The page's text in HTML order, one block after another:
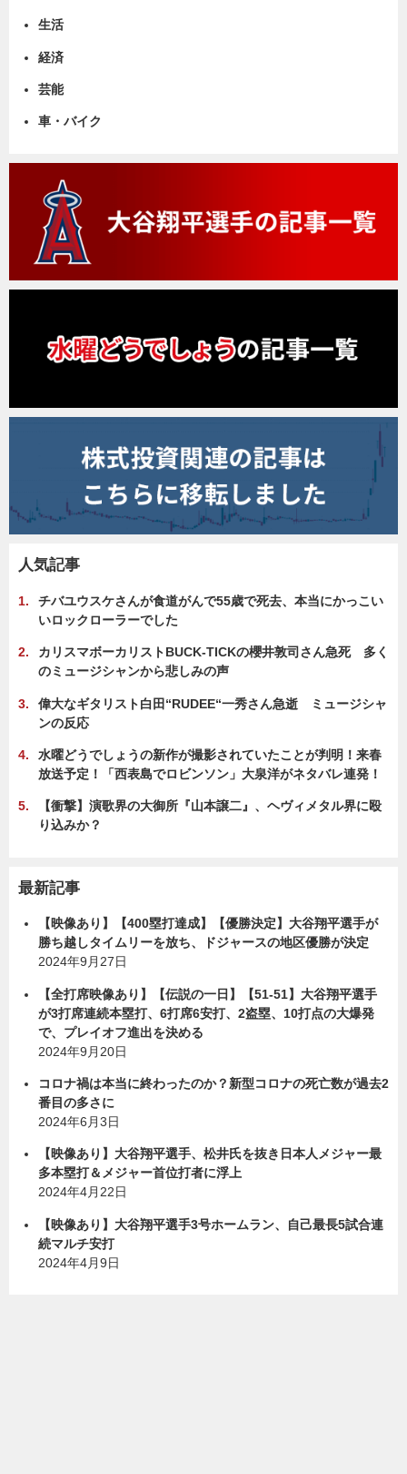
生活
経済
芸能
車・バイク
人気記事
チバユウスケさんが食道がんで55歳で死去、本当にかっこい
いロックローラーでした
カリスマボーカリストBUCK-TICKの櫻井敦司さん急死 多く
のミュージシャンから悲しみの声
偉大なギタリスト白田“RUDEE“一秀さん急逝 ミュージシャ
ンの反応
水曜どうでしょうの新作が撮影されていたことが判明！来春
放送予定！「西表島でロビンソン」大泉洋がネタバレ連発！
【衝撃】演歌界の大御所『山本譲二』、ヘヴィメタル界に殴
り込みか？
最新記事
【映像あり】【400塁打達成】【優勝決定】大谷翔平選手が
勝ち越しタイムリーを放ち、ドジャースの地区優勝が決定
2024年9月27日
【全打席映像あり】【伝説の一日】【51-51】大谷翔平選手
が3打席連続本塁打、6打席6安打、2盗塁、10打点の大爆発
で、プレイオフ進出を決める
2024年9月20日
コロナ禍は本当に終わったのか？新型コロナの死亡数が過去2
番目の多さに
2024年6月3日
【映像あり】大谷翔平選手、松井氏を抜き日本人メジャー最
多本塁打＆メジャー首位打者に浮上
2024年4月22日
【映像あり】大谷翔平選手3号ホームラン、自己最長5試合連
続マルチ安打
2024年4月9日